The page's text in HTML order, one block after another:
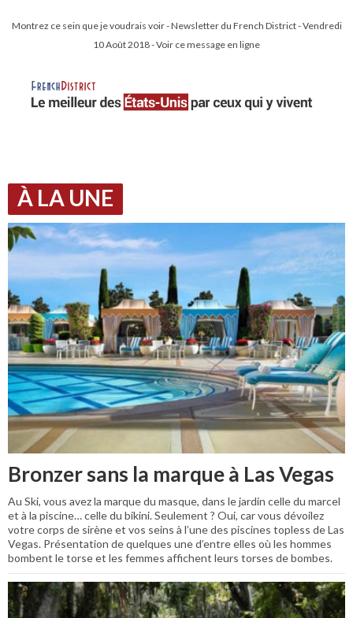
Montrez ce sein que je voudrais voir - Newsletter du French District - Vendredi
10 Août 2018 - Voir ce message en ligne
À LA UNE
Bronzer sans la marque à Las Vegas
Au Ski, vous avez la marque du masque, dans le jardin celle du marcel
et à la piscine… celle du bikini. Seulement ? Oui, car vous dévoilez
votre corps de sirène et vos seins à l’une des piscines topless de Las
Vegas. Présentation de quelques une d’entre elles où les hommes
bombent le torse et les femmes affichent leurs torses de bombes.